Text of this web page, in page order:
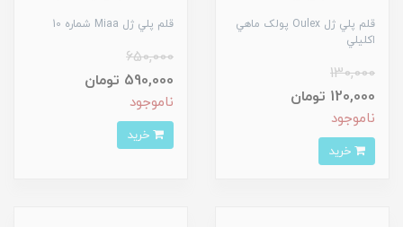
قلم پلي ژل Oulex پولک ماهي
اکليلي
130,000
120,000 تومان
ناموجود
قلم پلي ژل Miaa شماره 10
650,000
590,000 تومان
ناموجود